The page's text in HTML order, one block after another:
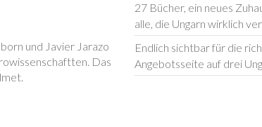
und Javier Jarazo
Das
27 Bücher, ein neues
alle, die Ungarn wirklich
Endlich sichtbar für die
Angebotsseite auf drei